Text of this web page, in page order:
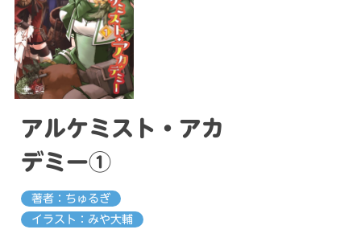
アルケミスト・アカ
デミー①
著者：ちゅるぎ
イラスト：みや大輔